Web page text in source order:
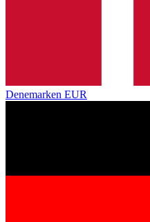
Denemarken EUR